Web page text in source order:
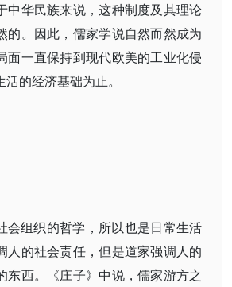
中华民族来说，这种制度及其理论
的。因此，儒家学说自然而然成为
面一直保持到现代欧美的工业化侵
的经济基础为止。
会组织的哲学，所以也是日常生活
人的社会责任，但是道家强调人的
东西。《庄子》中说，儒家游方之